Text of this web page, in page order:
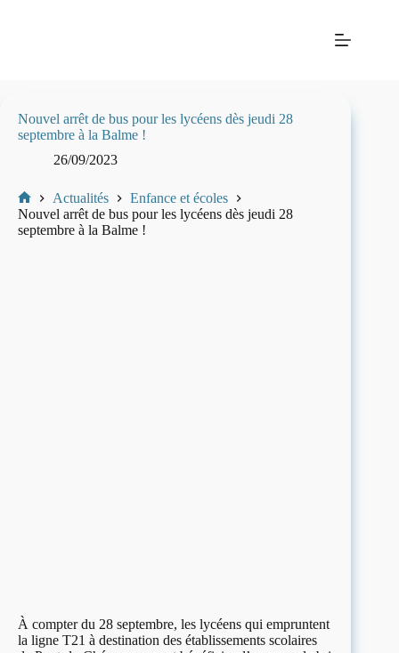
Nouvel arrêt de bus pour les lycéens dès jeudi 28
septembre à la Balme !
26/09/2023
Mairie
de
Actualités
Enfance et écoles
Nouvel arrêt de bus pour les lycéens dès jeudi 28
septembre à la Balme !
À compter du 28 septembre, les lycéens qui empruntent
la ligne T21 à destination des établissements scolaires